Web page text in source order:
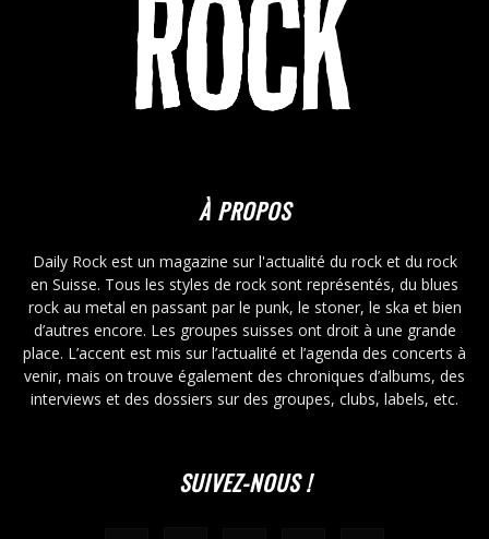
À PROPOS
Daily Rock est un magazine sur l'actualité du rock et du rock
en Suisse. Tous les styles de rock sont représentés, du blues
rock au metal en passant par le punk, le stoner, le ska et bien
d’autres encore. Les groupes suisses ont droit à une grande
place. L’accent est mis sur l’actualité et l’agenda des concerts à
venir, mais on trouve également des chroniques d’albums, des
interviews et des dossiers sur des groupes, clubs, labels, etc.
SUIVEZ-NOUS !